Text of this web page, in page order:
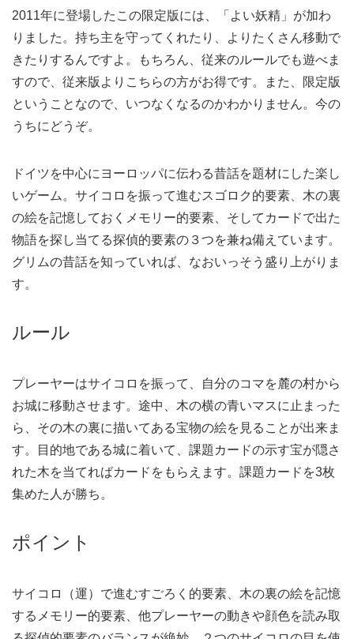
2011年に登場したこの限定版には、「よい妖精」が加わ
りました。持ち主を守ってくれたり、よりたくさん移動で
きたりするんですよ。もちろん、従来のルールでも遊べま
すので、従来版よりこちらの方がお得です。また、限定版
ということなので、いつなくなるのかわかりません。今の
うちにどうぞ。
ドイツを中心にヨーロッパに伝わる昔話を題材にした楽し
いゲーム。サイコロを振って進むスゴロク的要素、木の裏
の絵を記憶しておくメモリー的要素、そしてカードで出た
物語を探し当てる探偵的要素の３つを兼ね備えています。
グリムの昔話を知っていれば、なおいっそう盛り上がりま
す。
ルール
プレーヤーはサイコロを振って、自分のコマを麓の村から
お城に移動させます。途中、木の横の青いマスに止まった
ら、その木の裏に描いてある宝物の絵を見ることが出来ま
す。目的地である城に着いて、課題カードの示す宝が隠さ
れた木を当てればカードをもらえます。課題カードを3枚
集めた人が勝ち。
ポイント
サイコロ（運）で進むすごろく的要素、木の裏の絵を記憶
するメモリー的要素、他プレーヤーの動きや顔色を読み取